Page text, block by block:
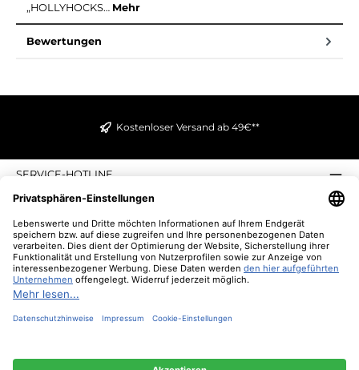
„HOLLYHOCKS… Mehr
Bewertungen
Kostenloser Versand ab 49€**
SERVICE-HOTLINE
INFORMATIONEN
ZAHLUNGS- UND VERSANDARTEN
ÜBER UNS
UNSERE VORTEILE
UNSERE COMMUNITIES